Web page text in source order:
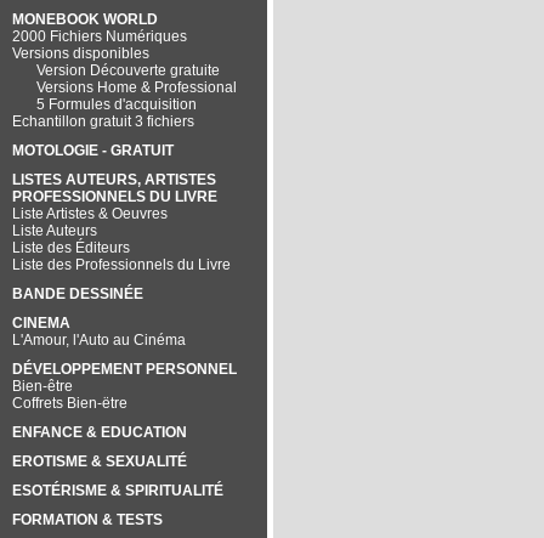
MONEBOOK WORLD
2000 Fichiers Numériques
Versions disponibles
Version Découverte gratuite
Versions Home & Professional
5 Formules d'acquisition
Echantillon gratuit 3 fichiers
MOTOLOGIE - GRATUIT
LISTES AUTEURS, ARTISTES
PROFESSIONNELS DU LIVRE
Liste Artistes & Oeuvres
Liste Auteurs
Liste des Éditeurs
Liste des Professionnels du Livre
BANDE DESSINÉE
CINEMA
L'Amour, l'Auto au Cinéma
DÉVELOPPEMENT PERSONNEL
Bien-être
Coffrets Bien-ëtre
ENFANCE & EDUCATION
EROTISME & SEXUALITÉ
ESOTÉRISME & SPIRITUALITÉ
FORMATION & TESTS